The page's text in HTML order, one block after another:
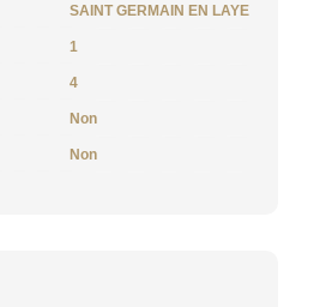
SAINT GERMAIN EN LAYE
1
4
Non
Non